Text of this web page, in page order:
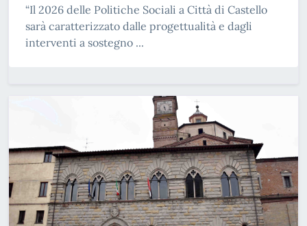
“Il 2026 delle Politiche Sociali a Città di Castello
sarà caratterizzato dalle progettualità e dagli
interventi a sostegno ...